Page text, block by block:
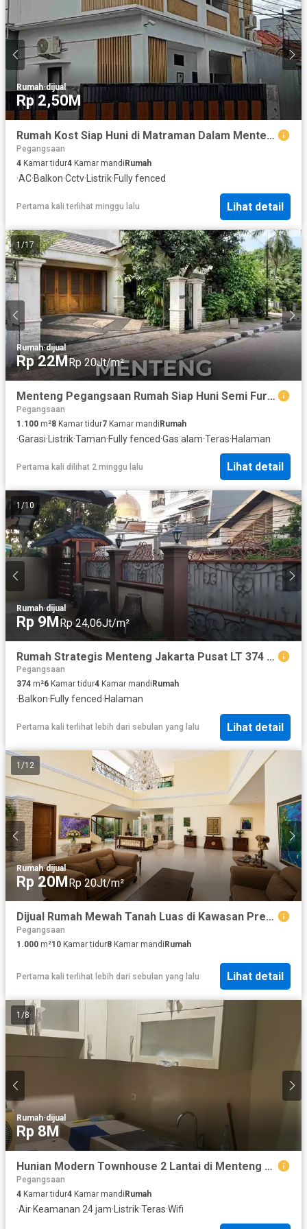
bergaya château Prancis - Jendela besar untuk pencahayaan
alami - Smart Door Lock - Tata ruang yang efisien - Balkon pada
tipe tertentu - Material bangunan berkualitas premium - Sirkulasi
udara yang optimal.
Rumah·dijual
Rp 2,50M
Rumah Kost Siap Huni di Matraman Dalam Menteng Jakarta Pusat
Pegangsaan
4 Kamar tidur4 Kamar mandi Rumah
·AC·Balkon·Cctv·Listrik·Fully fenced
Pertama kali terlihat minggu lalu Lihat detail
1/17
Rumah·dijual
Rp 22MRp 20Jt/m²
Menteng Pegangsaan Rumah Siap Huni Semi Furnished
Pegangsaan
1.100 m²8 Kamar tidur7 Kamar mandiRumah
·Garasi· Listrik·Taman·Fully fenced·Gas alam·Teras·Halaman
Pertama kali dilihat 2 minggu lalu Lihat detail
1 /10
Rumah·dijual
Rp 9MRp 24,06Jt/m²
Rumah Strategis Menteng Jakarta Pusat LT 374 M, Cocok Hunian & Kantor
Pegangsaan
374 m²6 Kamar tidur4 Kamar mandi Rumah
·Balkon·Fully fenced·Halaman
Pertama kali terlihat lebih dari sebulan yang lalu Lihat detail
1 /12
Rumah·dijual
Rp 20MRp 20Jt/m²
Dijual Rumah Mewah Tanah Luas di Kawasan Premium Jakarta Pusat ND-18424
Pegangsaan
1.000 m²10 Kamar tidur8 Kamar mandi Rumah
Pertama kali terlihat lebih dari sebulan yang lalu Lihat detail
1 /8
Rumah·dijual
Rp 8M
Hunian Modern Townhouse 2 Lantai di Menteng Jakarta Pusat ND-18739
Pegangsaan
4 Kamar tidur4 Kamar mandiRumah
·Air·Keamanan 24 jam·Listrik·Teras·Wifi